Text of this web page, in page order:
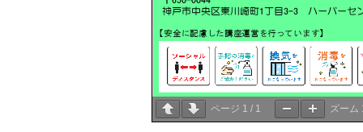
ページ 1 / 1 ズーム